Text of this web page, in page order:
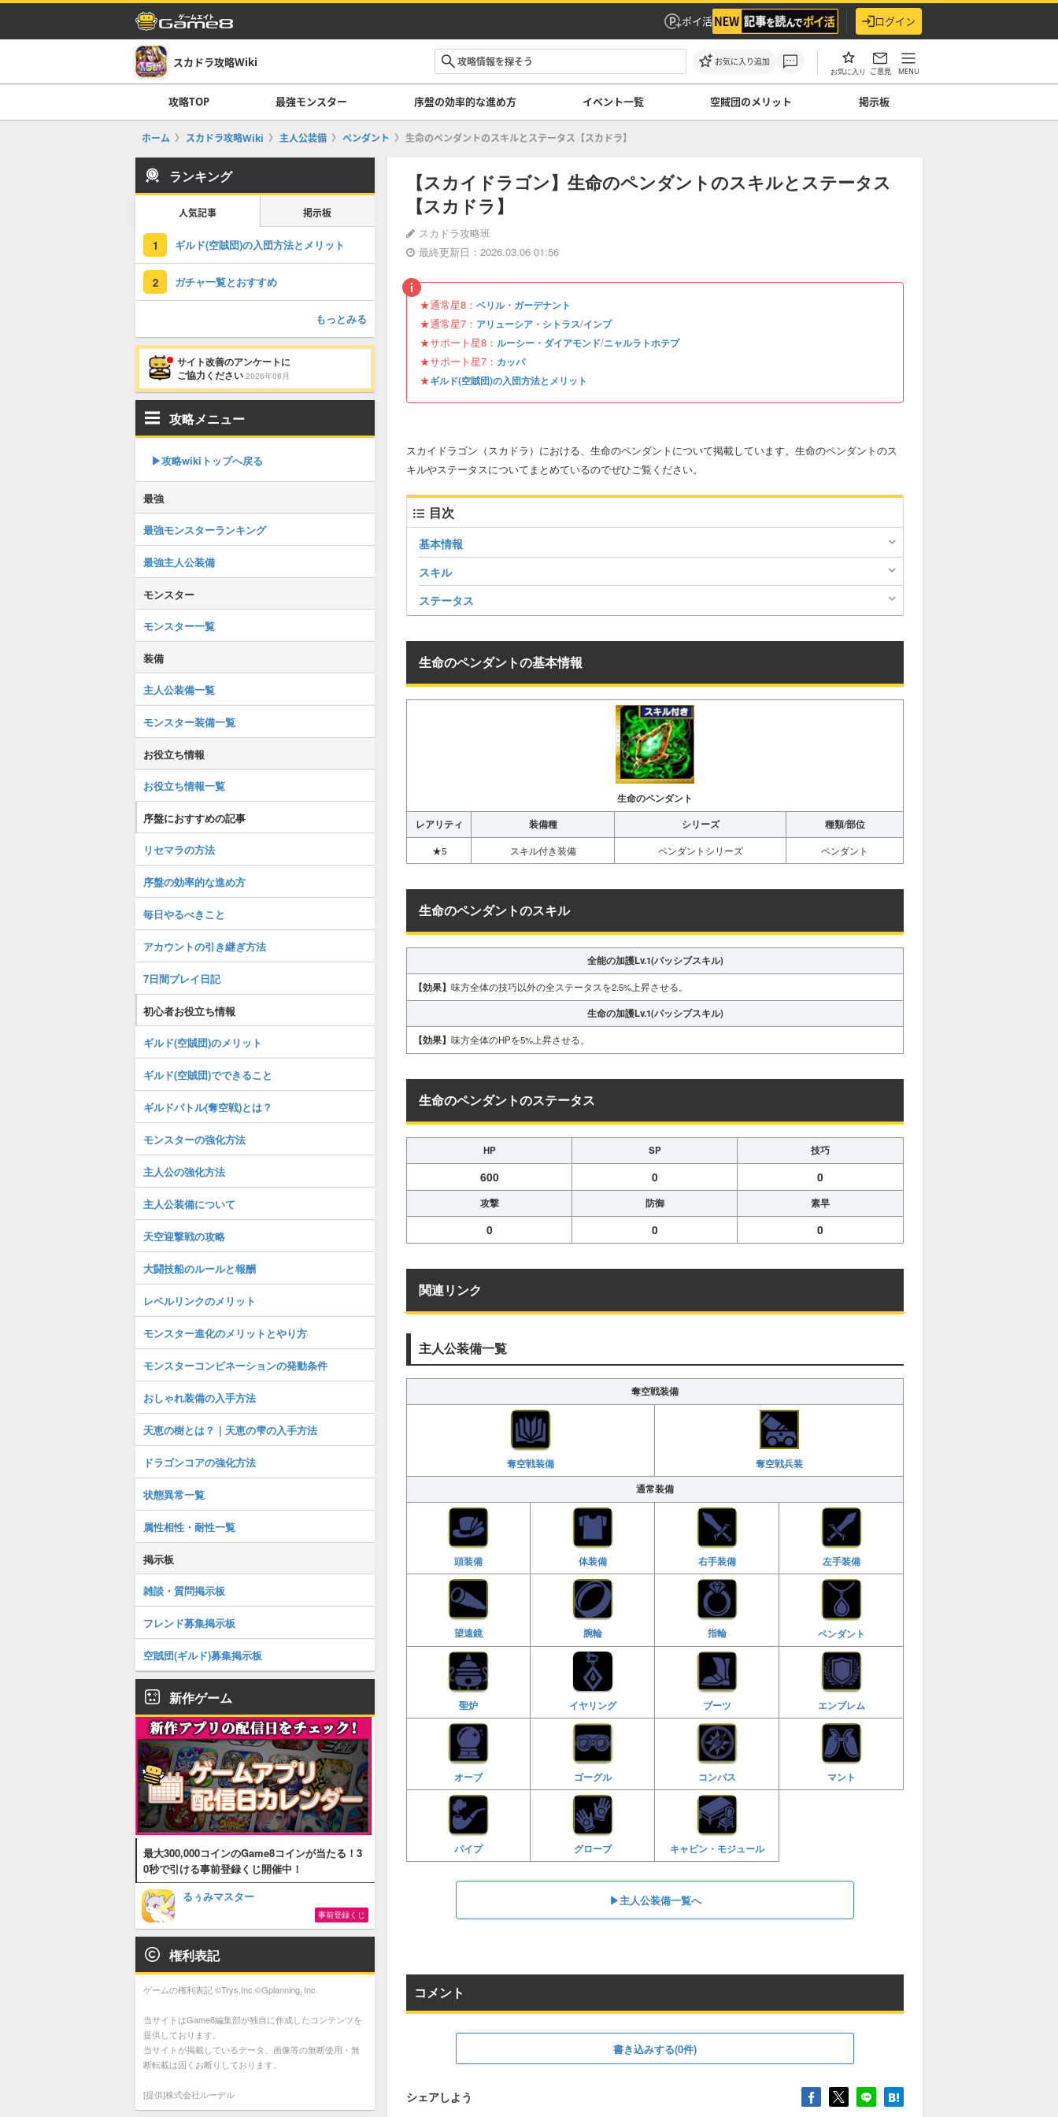
ポイ活 ログイン
スカドラ攻略Wiki お気に入り追加
お気に入り ご意見 MENU
攻略TOP 最強モンスター 序盤の効率的な進め方 イベント一覧 空賊団のメリット 掲示板
ホーム スカドラ攻略Wiki 主人公装備 ペンダント 生命のペンダントのスキルとステータス【スカドラ】
【スカイドラゴン】生命のペンダントのスキルとステータス
【スカドラ】
スカドラ攻略班
最終更新日：2026.03.06 01:56
★通常星8： ベリル・ガーデナント
★通常星7： アリューシア・シトラス/インプ
★サポート星8： ルーシー・ダイアモンド/ニャルラトホテプ
★サポート星7： カッパ
★ギルド(空賊団)の入団方法とメリット
スカイドラゴン（スカドラ）における、生命のペンダントについて掲載しています。生命のペンダントのス
キルやステータスについてまとめているのでぜひご覧ください。
目次
基本情報
スキル
ステータス
生命のペンダントの基本情報
生命のペンダント
レアリティ
装備種 シリーズ 種類/部位
★5 スキル付き装備 ペンダントシリーズ ペンダント
生命のペンダントのスキル
全能の加護Lv.1(パッシブスキル)
【効果】 味方全体の技巧以外の全ステータスを2.5%上昇させる。
生命の加護Lv.1(パッシブスキル)
【効果】 味方全体のHPを5%上昇させる。
生命のペンダントのステータス
HP SP 技巧
600 0 0
攻撃 防御 素早
0 0 0
関連リンク
主人公装備一覧
奪空戦装備
奪空戦装備 奪空戦兵装
通常装備
頭装備 体装備 右手装備 左手装備
望遠鏡 腕輪 指輪 ペンダント
聖炉 イヤリング ブーツ エンブレム
オーブ ゴーグル コンパス マント
パイプ グローブ キャビン・モジュール
▶︎主人公装備一覧へ
コメント
書き込みする(0件)
シェアしよう
ランキング
人気記事 掲示板
1 ギルド(空賊団)の入団方法とメリット
2 ガチャ一覧とおすすめ
もっとみる
サイト改善のアンケートに
ご協力ください 2026年08月
攻略メニュー
▶攻略wikiトップへ戻る
最強
最強モンスターランキング
最強主人公装備
モンスター
モンスター一覧
装備
主人公装備一覧
モンスター装備一覧
お役立ち情報
お役立ち情報一覧
序盤におすすめの記事
リセマラの方法
序盤の効率的な進め方
毎日やるべきこと
アカウントの引き継ぎ方法
7日間プレイ日記
初心者お役立ち情報
ギルド(空賊団)のメリット
ギルド(空賊団)でできること
ギルドバトル(奪空戦)とは？
モンスターの強化方法
主人公の強化方法
主人公装備について
天空迎撃戦の攻略
大闘技船のルールと報酬
レベルリンクのメリット
モンスター進化のメリットとやり方
モンスターコンビネーションの発動条件
おしゃれ装備の入手方法
天恵の樹とは？｜天恵の雫の入手方法
ドラゴンコアの強化方法
状態異常一覧
属性相性・耐性一覧
掲示板
雑談・質問掲示板
フレンド募集掲示板
空賊団(ギルド)募集掲示板
新作ゲーム
最大300,000コインのGame8コインが当たる！3
0秒で引ける事前登録くじ開催中！
るぅみマスター
事前登録くじ
権利表記
ゲームの権利表記 ©Trys,Inc.©Gplanning, Inc.
当サイトはGame8編集部が独自に作成したコンテンツを
提供しております。
当サイトが掲載しているデータ、画像等の無断使用・無
断転載は固くお断りしております。
[提供]株式会社ルーデル